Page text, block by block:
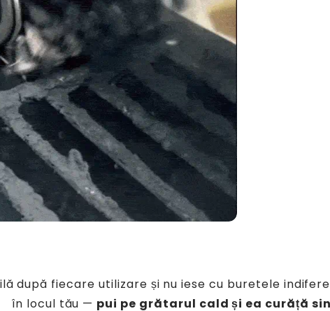
după fiecare utilizare și nu iese cu buretele
în locul tău — pui pe grătarul cald și ea curăță